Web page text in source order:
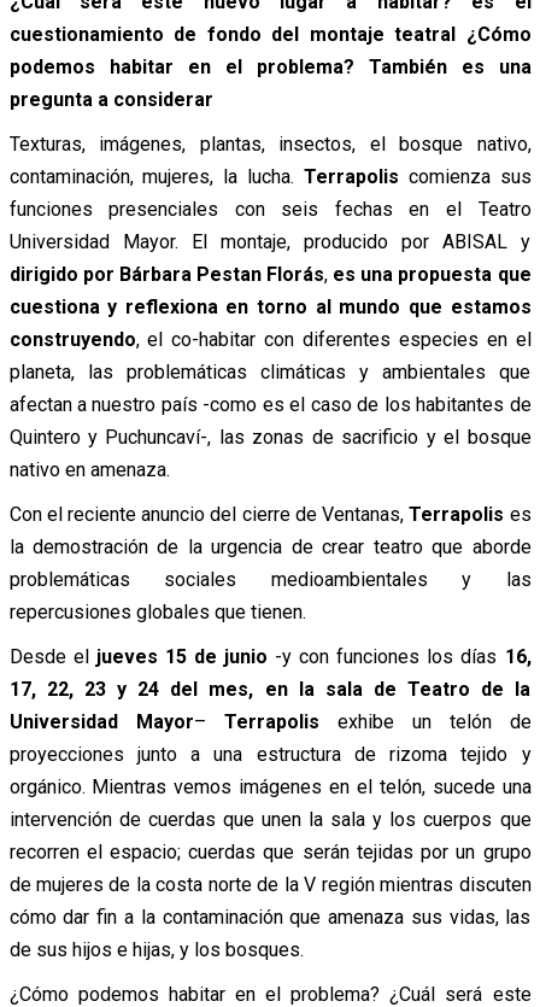
cuestionamiento de fondo del montaje teatral ¿Cómo
podemos habitar en el problema? También es una
pregunta a considerar
Texturas, imágenes, plantas, insectos, el bosque nativo,
contaminación, mujeres, la lucha. Terrapolis comienza sus
funciones presenciales con seis fechas en el Teatro
Universidad Mayor. El montaje, producido por ABISAL y
dirigido por Bárbara Pestan Florás, es una propuesta que
cuestiona y reflexiona en torno al mundo que estamos
construyendo, el co-habitar con diferentes especies en el
planeta, las problemáticas climáticas y ambientales que
afectan a nuestro país -como es el caso de los habitantes de
Quintero y Puchuncaví-, las zonas de sacrificio y el bosque
nativo en amenaza.
Con el reciente anuncio del cierre de Ventanas,Terrapolis es
la demostración de la urgencia de crear teatro que aborde
problemáticas sociales medioambientales y las
repercusiones globales que tienen.
Desde el jueves 15 de junio -y con funciones los días 16,
17, 22, 23 y 24 del mes, en la sala de Teatro de la
Universidad Mayor– Terrapolis exhibe un telón de
proyecciones junto a una estructura de rizoma tejido y
orgánico. Mientras vemos imágenes en el telón, sucede una
intervención de cuerdas que unen la sala y los cuerpos que
recorren el espacio; cuerdas que serán tejidas por un grupo
de mujeres de la costa norte de la V región mientras discuten
cómo dar fin a la contaminación que amenaza sus vidas, las
de sus hijos e hijas, y los bosques.
¿Cómo podemos habitar en el problema? ¿Cuál será este